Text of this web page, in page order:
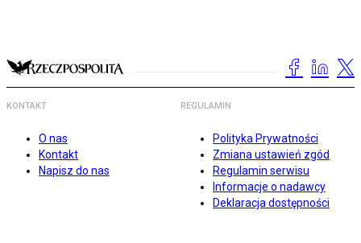
KONTAKT
O nas
Kontakt
Napisz do nas
REGULAMIN
Polityka Prywatności
Zmiana ustawień zgód
Regulamin serwisu
Informacje o nadawcy
Deklaracja dostępności